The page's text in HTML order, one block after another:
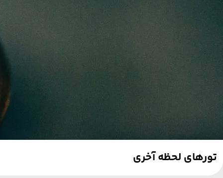
تورهای لحظه آخری